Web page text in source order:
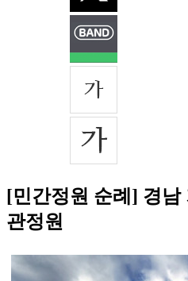
[민간정원 순례] 경
관정원